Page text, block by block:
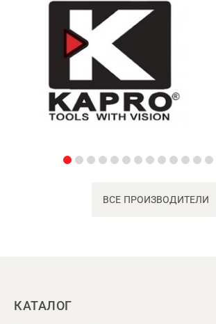
ВСЕ ПРОИЗВОДИТЕЛИ
КАТАЛОГ